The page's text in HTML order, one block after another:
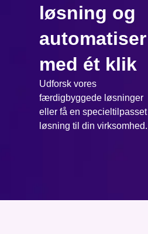
løsning og
automatiser
med ét klik
Udforsk vores
færdigbyggede løsninger
eller få en specieltilpasset
løsning til din virksomhed.